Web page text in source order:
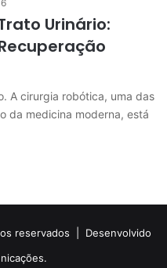
Urinário:
A cirurgia robótica, uma das
da medicina moderna, está
reservados | Desenvolvido